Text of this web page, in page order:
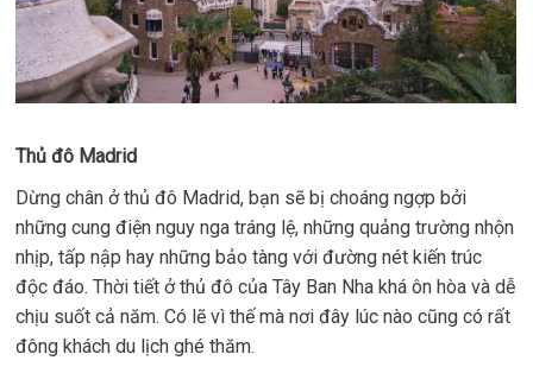
Thủ đô Madrid
Dừng chân ở thủ đô Madrid, bạn sẽ bị choáng ngợp bởi
những cung điện nguy nga tráng lệ, những quảng trường nhộn
nhịp, tấp nập hay những bảo tàng với đường nét kiến trúc
độc đáo. Thời tiết ở thủ đô của Tây Ban Nha khá ôn hòa và dễ
chịu suốt cả năm. Có lẽ vì thế mà nơi đây lúc nào cũng có rất
đông khách du lịch ghé thăm.